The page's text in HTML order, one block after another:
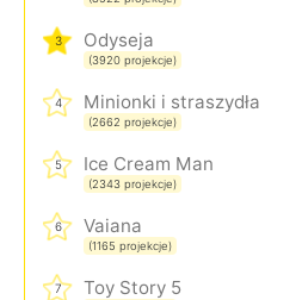
3 Odyseja
(3920 projekcje)
4 Minionki i straszydła
(2662 projekcje)
5 Ice Cream Man
(2343 projekcje)
6 Vaiana
(1165 projekcje)
7 Toy Story 5